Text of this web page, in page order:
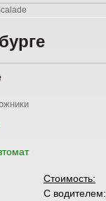
Стоимость:
С водителем: